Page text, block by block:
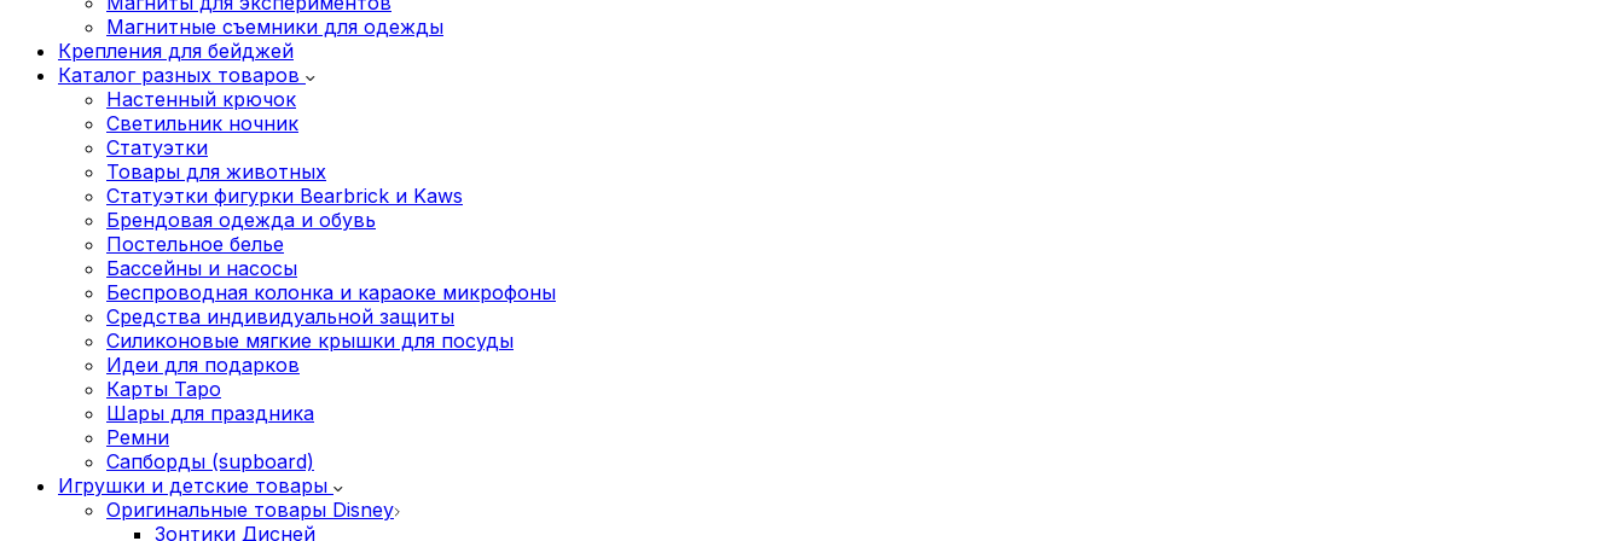
Магнитные съемники для одежды
Крепления для бейджей
Каталог разных товаров
Настенный крючок
Светильник ночник
Статуэтки
Товары для животных
Статуэтки фигурки Bearbrick и Kaws
Брендовая одежда и обувь
Постельное белье
Бассейны и насосы
Беспроводная колонка и караоке микрофоны
Средства индивидуальной защиты
Силиконовые мягкие крышки для посуды
Идеи для подарков
Карты Таро
Шары для праздника
Ремни
Сапборды (supboard)
Игрушки и детские товары
Оригинальные товары Disney
Зонтики Дисней